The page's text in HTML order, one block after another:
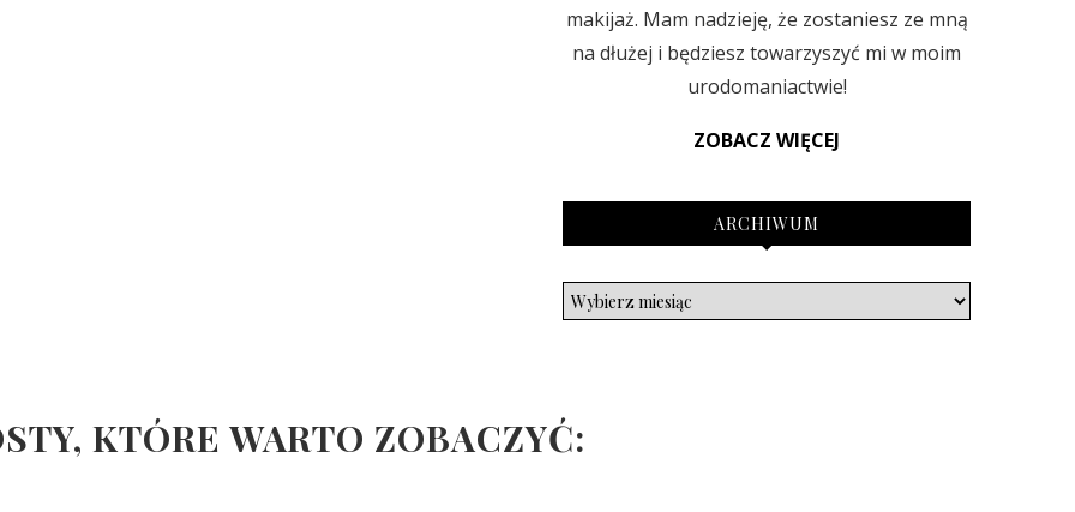
makijaż. Mam nadzieję, że zostaniesz ze mną
na dłużej i będziesz towarzyszyć mi w moim
urodomaniactwie!
ZOBACZ WIĘCEJ
ARCHIWUM
KTÓRE WARTO ZOBACZYĆ: